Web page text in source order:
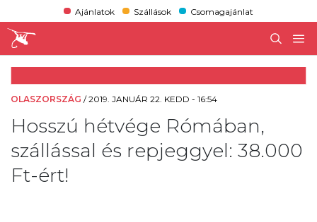
Ajánlatok Szállások Csomagajánlat
OLASZORSZÁG /2019. JANUÁR 22. KEDD - 16:54
Hosszú hétvége Rómában,
szállással és repjeggyel: 38.000
Ft-ért!